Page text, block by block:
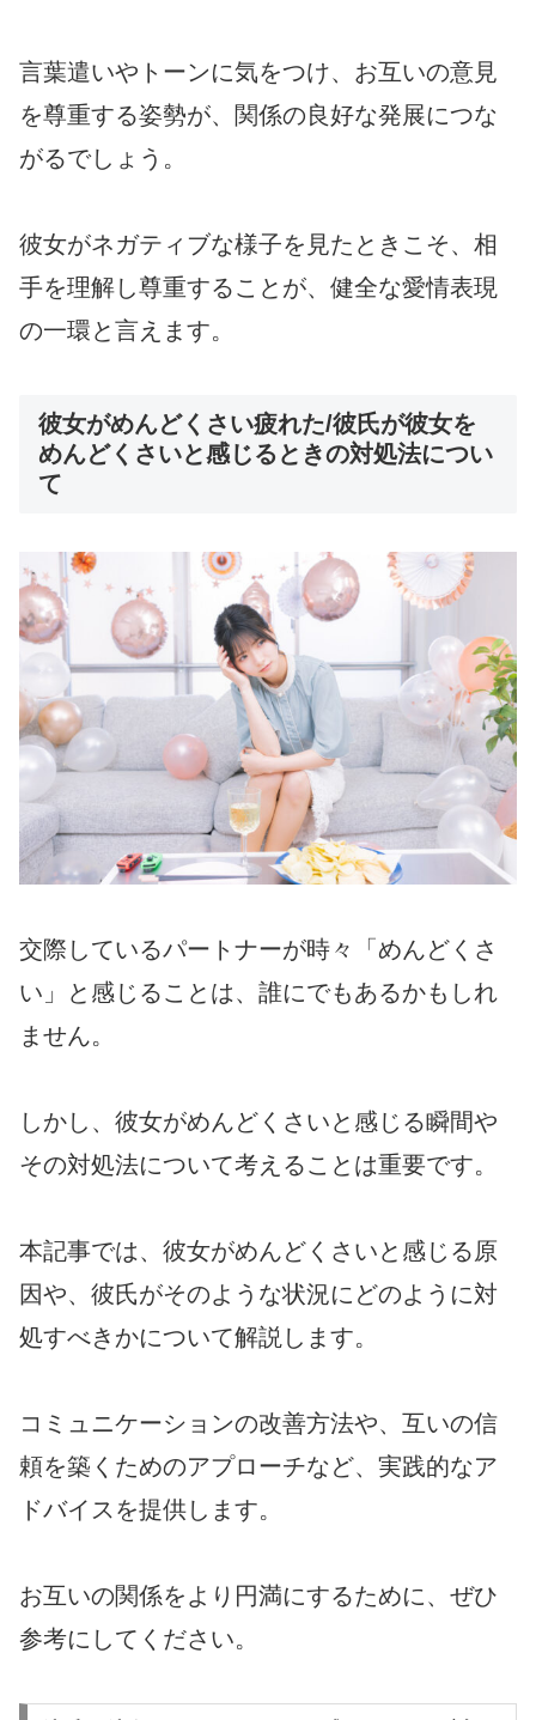
言葉遣いやトーンに気をつけ、お互いの意見
を尊重する姿勢が、関係の良好な発展につな
がるでしょう。
彼女がネガティブな様子を見たときこそ、相
手を理解し尊重することが、健全な愛情表現
の一環と言えます。
彼女がめんどくさい疲れた/彼氏が彼女を
めんどくさいと感じるときの対処法につい
て
交際しているパートナーが時々「めんどくさ
い」と感じることは、誰にでもあるかもしれ
ません。
しかし、彼女がめんどくさいと感じる瞬間や
その対処法について考えることは重要です。
本記事では、彼女がめんどくさいと感じる原
因や、彼氏がそのような状況にどのように対
処すべきかについて解説します。
コミュニケーションの改善方法や、互いの信
頼を築くためのアプローチなど、実践的なア
ドバイスを提供します。
お互いの関係をより円満にするために、ぜひ
参考にしてください。